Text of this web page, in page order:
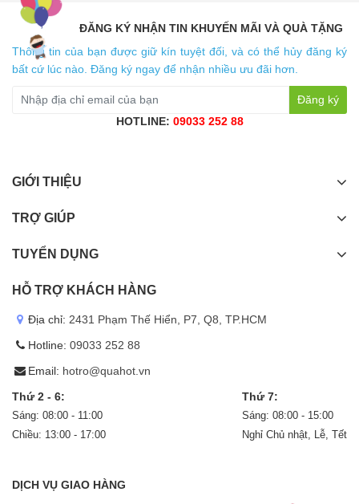
ĐĂNG KÝ NHẬN TIN KHUYẾN MÃI VÀ QUÀ TẶNG
Thông tin của bạn được giữ kín tuyệt đối, và có thể hủy đăng ký
bất cứ lúc nào. Đăng ký ngay để nhận nhiều ưu đãi hơn.
Đăng ký
HOTLINE: 09033 252 88
GIỚI THIỆU
TRỢ GIÚP
TUYỂN DỤNG
HỖ TRỢ KHÁCH HÀNG
Địa chỉ: 2431 Phạm Thế Hiển, P7, Q8, TP.HCM
Hotline: 09033 252 88
Email: hotro@quahot.vn
Thứ 2 - 6:
Sáng: 08:00 - 11:00
Chiều: 13:00 - 17:00
Thứ 7:
Sáng: 08:00 - 15:00
Nghỉ Chủ nhật, Lễ, Tết
DỊCH VỤ GIAO HÀNG